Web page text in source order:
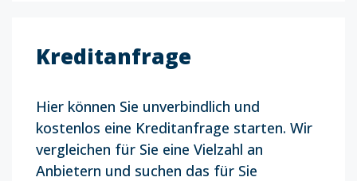
Kreditanfrage
Hier können Sie unverbindlich und
kostenlos eine Kreditanfrage starten. Wir
vergleichen für Sie eine Vielzahl an
Anbietern und suchen das für Sie